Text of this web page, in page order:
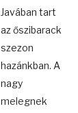
Javában tart
az őszibarack
szezon
hazánkban. A
nagy
melegnek